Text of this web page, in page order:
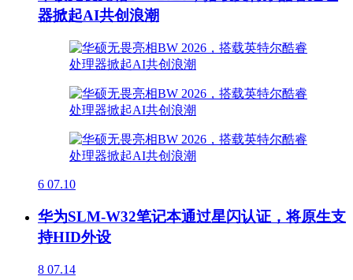
器掀起AI共创浪潮
6 07.10
华为SLM-W32笔记本通过星闪认证，将原生支
持HID外设
8 07.14